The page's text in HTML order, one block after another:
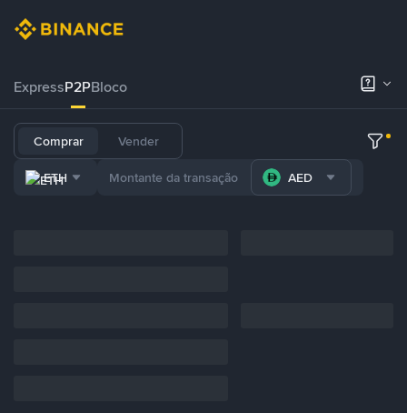
ExpressP2PBloco
Comprar Vender
ETH AED